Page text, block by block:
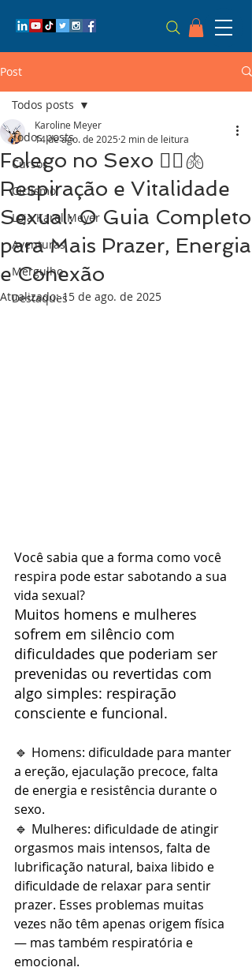
Post
Todos posts
Cursos
Ciclismo
Loja Karol Meyer
Aventuras
Mergulho
Destaques
Todos posts
Folego no Sexo ❤️‍🔥🫁
Respiração e Vitalidade
Sexual: O Guia Completo
para Mais Prazer, Energia
e Conexão
Karoline Meyer
14 de ago. de 2025 2 min de leitura
Atualizado:15 de ago. de 2025
Você sabia que a forma como você
respira pode estar sabotando a sua
vida sexual?
Muitos homens e mulheres
sofrem em silêncio com
dificuldades que poderiam ser
prevenidas ou revertidas com
algo simples: respiração
consciente e funcional.
🔹 Homens: dificuldade para manter
a ereção, ejaculação precoce, falta
de energia e resistência durante o
sexo.
🔹 Mulheres: dificuldade de atingir
orgasmos mais intensos, falta de
lubrificação natural, baixa libido e
dificuldade de relaxar para sentir
prazer. Esses problemas muitas
vezes não têm apenas origem física
— mas também respiratória e
emocional.